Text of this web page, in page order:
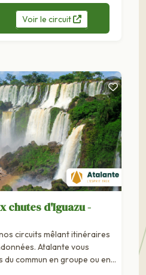
Voirle circuit
chutes d'Iguazu -
circuits mêlant itinéraires
Atalante vous
commun en groupe ou en